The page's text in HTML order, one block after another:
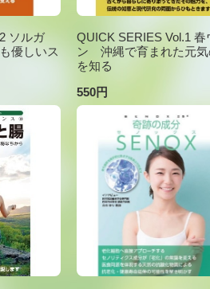
ソルガ
優しいス
QUICK SERIES Vol.1 春
ン 沖縄で育まれた元気
を知る
550円